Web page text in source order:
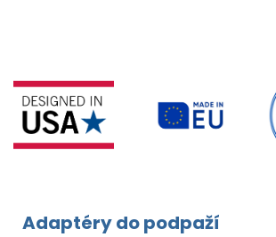
Adaptéry do podpaží